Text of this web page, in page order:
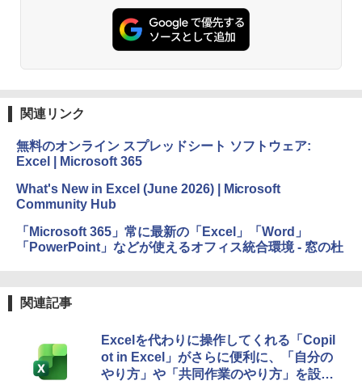
関連リンク
無料のオンライン スプレッドシート ソフトウェア:
Excel | Microsoft 365
What's New in Excel (June 2026) | Microsoft
Community Hub
「Microsoft 365」常に最新の「Excel」「Word」
「PowerPoint」などが使えるオフィス統合環境 - 窓の杜
関連記事
Excelを代わりに操作してくれる「Copil
ot in Excel」がさらに便利に、「自分の
やり方」や「共同作業のやり方」を設定